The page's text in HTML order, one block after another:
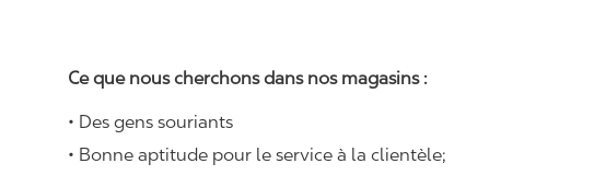
Ce que nous cherchons dans nos magasins :
• Des gens souriants
• Bonne aptitude pour le service à la clientèle;